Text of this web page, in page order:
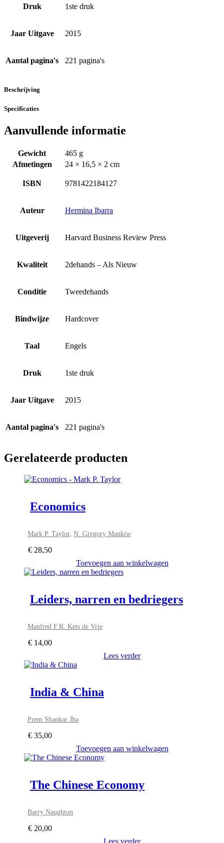
Druk 1ste druk
Jaar Uitgave 2015
Aantal pagina's 221 pagina's
Beschrijving
Specificaties
Aanvullende informatie
Gewicht
465 g
Afmetingen
24 × 16,5 × 2 cm
ISBN 9781422184127
Auteur Hermina Ibarra
Uitgeverij Harvard Business Review Press
Kwaliteit 2dehands – Als Nieuw
Conditie Tweedehands
Bindwijze Hardcover
Taal Engels
Druk 1ste druk
Jaar Uitgave 2015
Aantal pagina's 221 pagina's
Gerelateerde producten
Economics
Mark P. Taylor,N. Gregory Mankiw
€ 28,50
Toevoegen aan winkelwagen
Leiders, narren en bedriegers
Manfred F.R. Kets de Vrie
€ 14,00
Lees verder
India & China
Prem Shankar Jha
€ 35,00
Toevoegen aan winkelwagen
The Chinese Economy
Barry Naughton
€ 20,00
Lees verder